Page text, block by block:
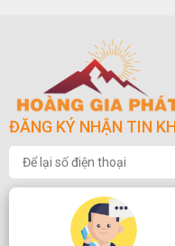
ĐĂNG KÝ NHẬN TIN